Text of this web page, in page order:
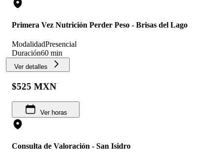
Primera Vez Nutrición Perder Peso - Brisas del Lago
ModalidadPresencial
Duración60 min
Ver detalles
$525 MXN
Ver horas
Consulta de Valoración - San Isidro